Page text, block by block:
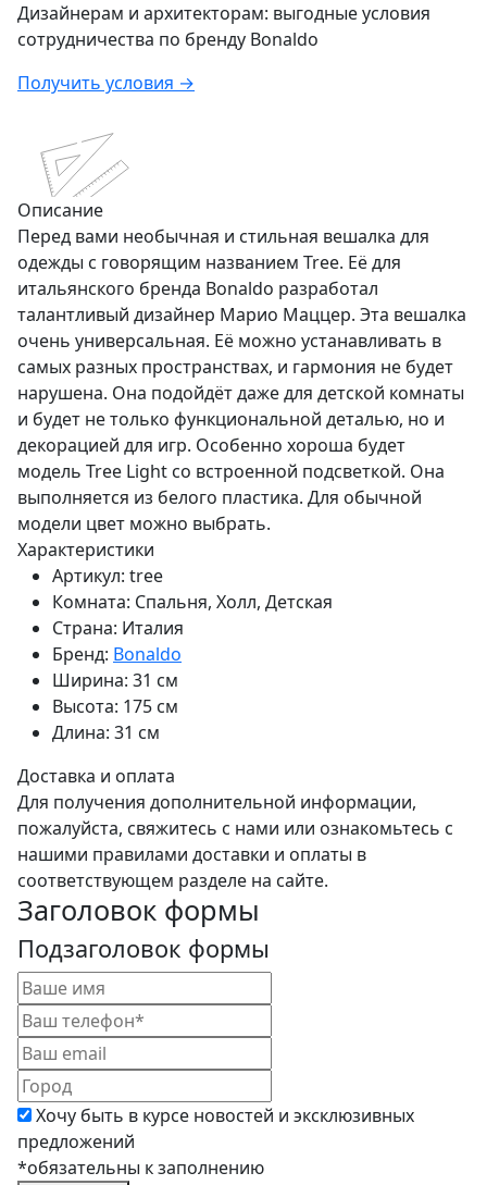
Дизайнерам и архитекторам: выгодные условия
сотрудничества по бренду Bonaldo
Получить условия →
Описание
Перед вами необычная и стильная вешалка для
одежды с говорящим названием Tree. Её для
итальянского бренда Bonaldo разработал
талантливый дизайнер Марио Маццер. Эта вешалка
очень универсальная. Её можно устанавливать в
самых разных пространствах, и гармония не будет
нарушена. Она подойдёт даже для детской комнаты
и будет не только функциональной деталью, но и
декорацией для игр. Особенно хороша будет
модель Tree Light со встроенной подсветкой. Она
выполняется из белого пластика. Для обычной
модели цвет можно выбрать.
Характеристики
Артикул: tree
Комната: Спальня, Холл, Детская
Страна: Италия
Бренд: Bonaldo
Ширина: 31 см
Высота: 175 см
Длина: 31 см
Доставка и оплата
Для получения дополнительной информации,
пожалуйста, свяжитесь с нами или ознакомьтесь с
нашими правилами доставки и оплаты в
соответствующем разделе на сайте.
Заголовок формы
Подзаголовок формы
Хочу быть в курсе новостей и эксклюзивных
предложений
*обязательны к заполнению